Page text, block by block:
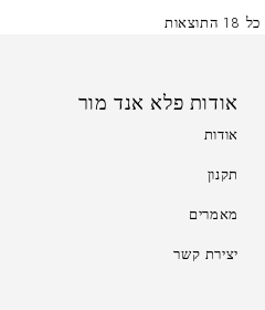
אודות פלא אנד מור
אודות
תקנון
מאמרים
יצירת קשר